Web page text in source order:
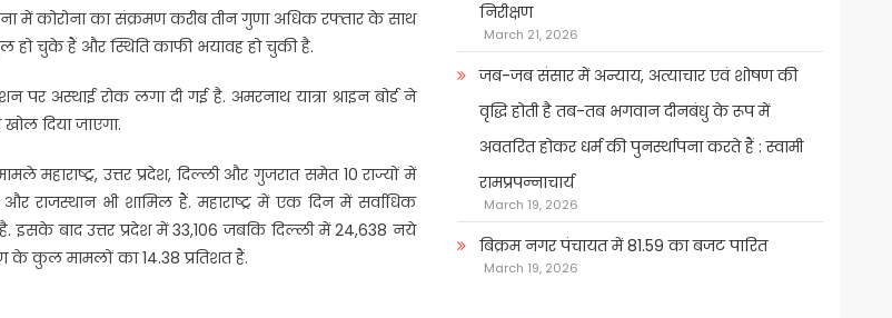
में कोरोना का संक्रमण करीब तीन गुणा अधिक रफ्तार के साथ
चुके हैं और स्थिति काफी भयावह हो चुकी है.
अस्थाई रोक लगा दी गई है. अमरनाथ यात्रा श्राइन बोर्ड ने
दिया जाएगा.
उत्तर प्रदेश, दिल्ली और गुजरात समेत 10 राज्यों में
राजस्थान भी शामिल हैं. महाराष्ट्र में एक दिन में सर्वाधिक
बाद उत्तर प्रदेश में 33,106 जबकि दिल्ली में 24,638 नये
कुल मामलों का 14.38 प्रतिशत हैं.
निरीक्षण
March 21, 2026
जब-जब संसार में अन्याय, अत्याचार एवं शोषण की
वृद्धि होती है तब-तब भगवान दीनबंधु के रूप में
अवतरित होकर धर्म की पुनर्स्थापना करते हैं : स्वामी
रामप्रपन्नाचार्य
March 19, 2026
बिक्रम नगर पंचायत में 81.59 का बजट पारित
March 19, 2026